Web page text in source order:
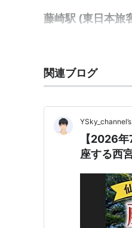
藤崎駅 (東日本旅
路線案内 東日本旅
■
東能代
能代<あ
木造-五所川
リゾートしらかみ
普通列車
関連ブログ
【2026
座する西